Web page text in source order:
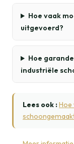
Hoe vaak
uitgevoerd?
Hoe
industriële
Lees ook :Hoe